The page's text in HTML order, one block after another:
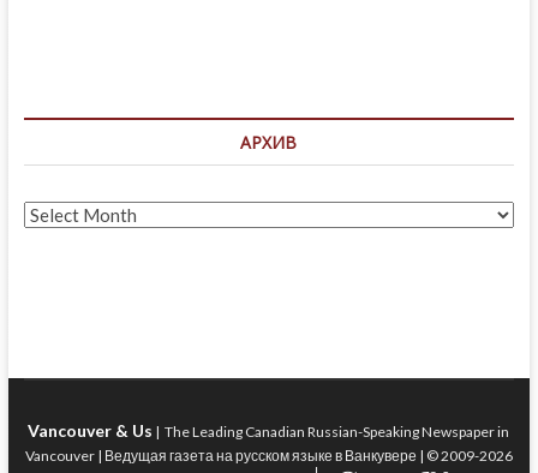
АРХИВ
Архив
Vancouver & Us | The Leading Canadian Russian-Speaking Newspaper in
Vancouver | Ведущая газета на русском языке в Ванкувере | © 2009-2026